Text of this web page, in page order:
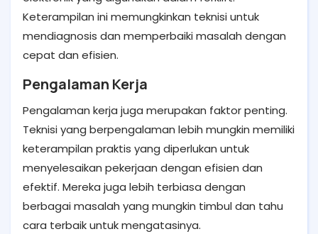
Keterampilan ini memungkinkan teknisi untuk
mendiagnosis dan memperbaiki masalah dengan
cepat dan efisien.
Pengalaman Kerja
Pengalaman kerja juga merupakan faktor penting.
Teknisi yang berpengalaman lebih mungkin memiliki
keterampilan praktis yang diperlukan untuk
menyelesaikan pekerjaan dengan efisien dan
efektif. Mereka juga lebih terbiasa dengan
berbagai masalah yang mungkin timbul dan tahu
cara terbaik untuk mengatasinya.